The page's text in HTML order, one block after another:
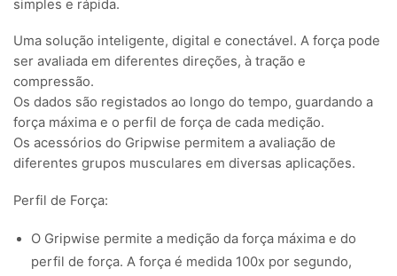
simples e rápida.
Uma solução inteligente, digital e conectável. A força pode
ser avaliada em diferentes direções, à tração e
compressão.
Os dados são registados ao longo do tempo, guardando a
força máxima e o perfil de força de cada medição.
Os acessórios do Gripwise permitem a avaliação de
diferentes grupos musculares em diversas aplicações.
Perfil de Força:
O Gripwise permite a medição da força máxima e do
perfil de força. A força é medida 100x por segundo,